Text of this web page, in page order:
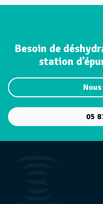
Besoin de
station
05